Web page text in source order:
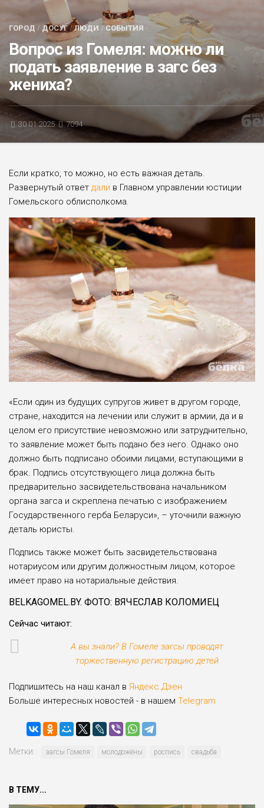
БЛИЦ-ОПРОС
АФИША
ГОРОД / ДОСУГ/ЛЮДИ /СОБЫТИЯ
Вопрос из Гомеля: можно ли
подать заявление в загс без
жениха?
30.01.2025 7094
Если кратко, то можно, но есть важная деталь.
Развернутый ответ дали в Главном управлении юстиции
Гомельского облисполкома.
«Если один из будущих супругов живет в другом городе,
стране, находится на лечении или служит в армии, да и в
целом его присутствие невозможно или затруднительно,
то заявление может быть подано без него. Однако оно
должно быть подписано обоими лицами, вступающими в
брак. Подпись отсутствующего лица должна быть
предварительно засвидетельствована начальником
органа загса и скреплена печатью с изображением
Государственного герба Беларуси», – уточнили важную
деталь юристы.
Подпись также может быть засвидетельствована
нотариусом или другим должностным лицом, которое
имеет право на нотариальные действия.
BELKAGOMEL.BY. ФОТО: ВЯЧЕСЛАВ КОЛОМИЕЦ
Сейчас читают:
А вы знали? В Гомеле загсы проводят
торжественную регистрацию детей
Подпишитесь на наш канал в Яндекс.Дзен
Больше интересных новостей - в нашем Telegram
Метки: загсы Гомеля молодожёны роспись свадьба
В ТЕМУ...